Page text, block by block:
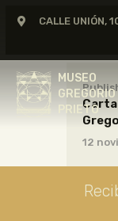
CALLE UNIÓN,
MUSEO
GREGORIO
PRIETO
12